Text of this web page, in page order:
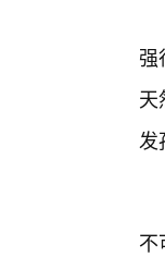
强
天
发
不